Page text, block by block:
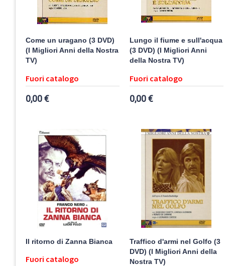
Come un uragano (3 DVD)
(I Migliori Anni della Nostra
TV)
Fuori catalogo
0,00 €
Lungo il fiume e sull'acqua
(3 DVD) (I Migliori Anni
della Nostra TV)
Fuori catalogo
0,00 €
Il ritorno di Zanna Bianca
Fuori catalogo
Traffico d'armi nel Golfo (3
DVD) (I Migliori Anni della
Nostra TV)